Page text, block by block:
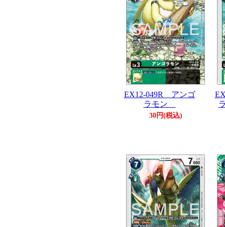
EX12-049R アンゴ
ラモン
30円(税込)